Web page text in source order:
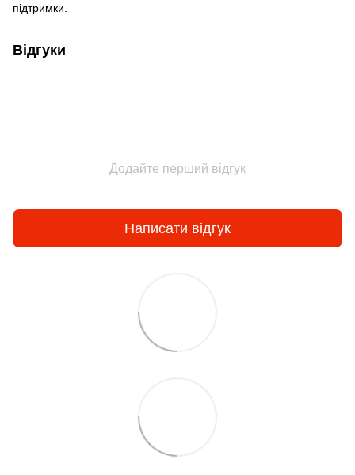
підтримки.
Відгуки
Додайте перший відгук
Написати відгук